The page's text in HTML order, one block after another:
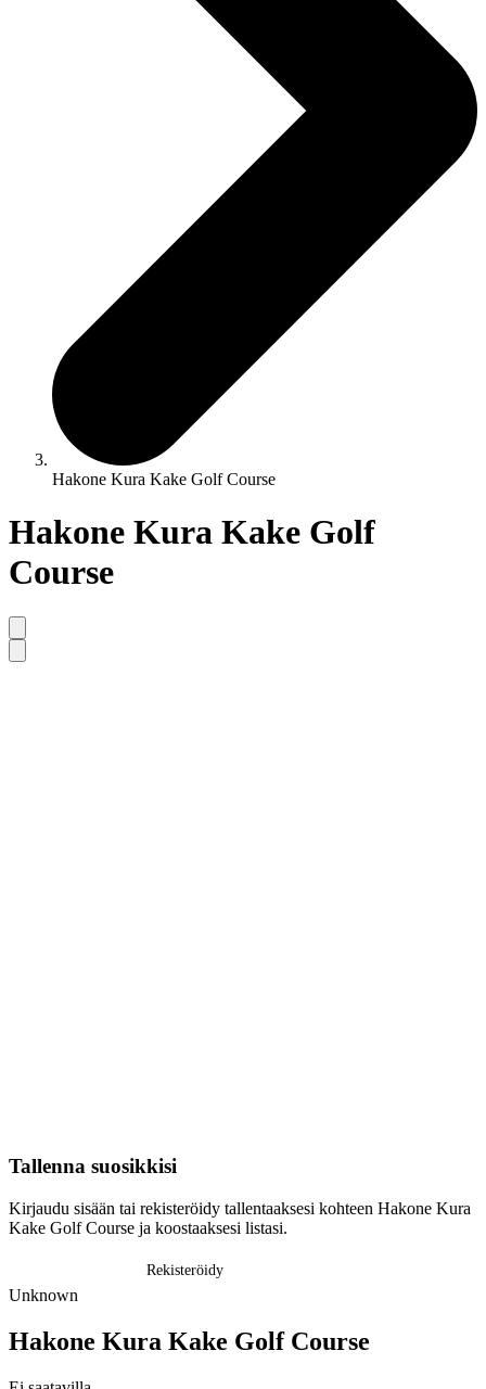
Hakone Kura Kake Golf Course
Hakone Kura Kake Golf
Course
Tallenna suosikkisi
Kirjaudu sisään tai rekisteröidy tallentaaksesi kohteen Hakone Kura
Kake Golf Course ja koostaaksesi listasi.
Rekisteröidy
Unknown
Hakone Kura Kake Golf Course